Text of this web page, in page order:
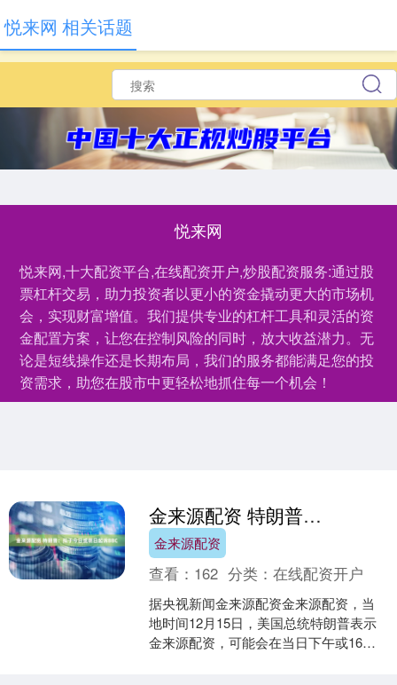
悦来网
悦来网,十大配资平台,在线配资开户,炒股配资服务:通过股
票杠杆交易，助力投资者以更小的资金撬动更大的市场机
会，实现财富增值。我们提供专业的杠杆工具和灵活的资
金配置方案，让您在控制风险的同时，放大收益潜力。无
论是短线操作还是长期布局，我们的服务都能满足您的投
资需求，助您在股市中更轻松地抓住每一个机会！
悦来网 相关话题
金来源配资 特朗普：拟于今日或明日起诉BBC
金来源配资
查看： 162 分类：在线配资开户
据央视新闻金来源配资金来源配资，当
地时间12月15日，美国总统特朗普表示
金来源配资，可能会在当日下午或16日